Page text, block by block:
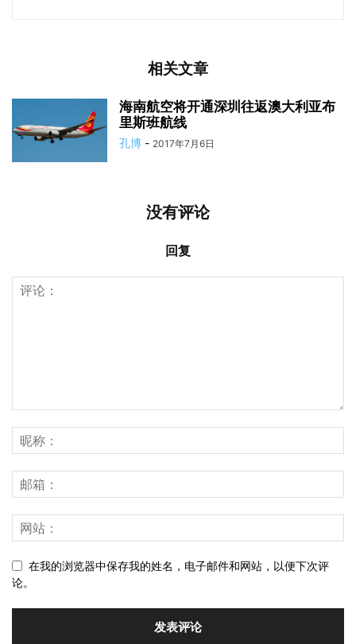
相关文章
海南航空将开通深圳往返澳大利亚布
里斯班航线
孔博 - 2017年7月6日
没有评论
回复
在我的浏览器中保存我的姓名，电子邮件和网站，以便下次评
论。